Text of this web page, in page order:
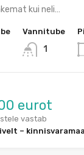
kui neli…
Vannitube
1
eurot
vastab
–